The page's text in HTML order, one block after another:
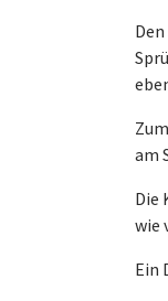
am
Die
wie
Ein